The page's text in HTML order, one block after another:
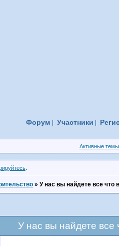
Форум Участники
Активные темы
.
»У нас вы найдете все что
У нас вы найдете все